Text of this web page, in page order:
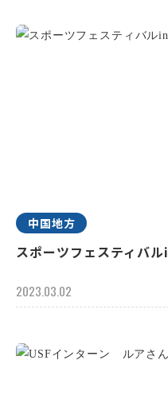
中国地方
スポーツフェスティバ
2023.03.02